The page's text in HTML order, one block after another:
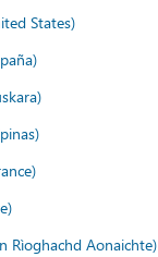
States)
Rìoghachd Aonaichte)